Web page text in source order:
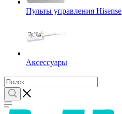
Пульты управления Hisense
Аксессуары